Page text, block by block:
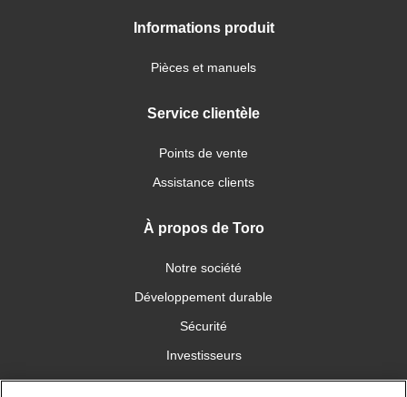
Informations produit
Pièces et manuels
Service clientèle
Points de vente
Assistance clients
À propos de Toro
Notre société
Développement durable
Sécurité
Investisseurs
Carrières